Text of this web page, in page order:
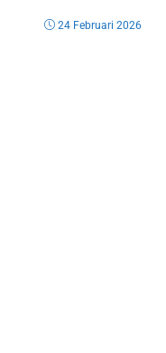
24 Februari 2026